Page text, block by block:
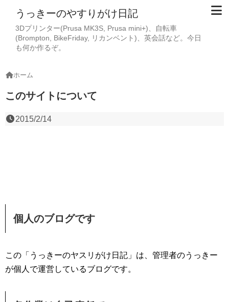
うっきーのやすりがけ日記
3Dプリンター(Prusa MK3S, Prusa mini+)、自転車
(Brompton, BikeFriday, リカンベント)、英会話など。今日
も何か作るぞ。
ホーム
このサイトについて
2015/2/14
個人のブログです
この「うっきーのヤスリがけ日記」は、管理者のうっきー
が個人で運営しているブログです。